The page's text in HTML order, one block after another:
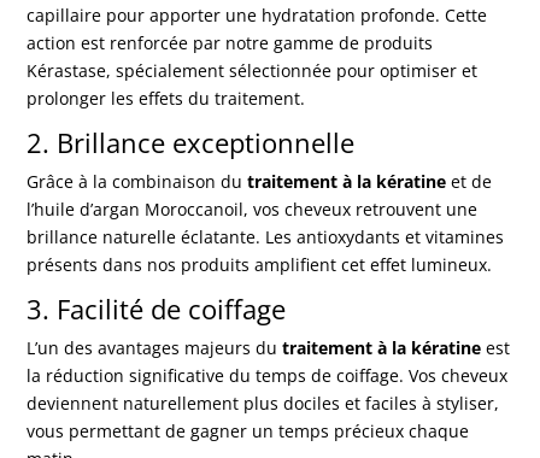
capillaire pour apporter une hydratation profonde. Cette
action est renforcée par notre gamme de produits
Kérastase, spécialement sélectionnée pour optimiser et
prolonger les effets du traitement.
2. Brillance exceptionnelle
Grâce à la combinaison dutraitement à la kératine et de
l’huile d’argan Moroccanoil, vos cheveux retrouvent une
brillance naturelle éclatante. Les antioxydants et vitamines
présents dans nos produits amplifient cet effet lumineux.
3. Facilité de coiffage
L’un des avantages majeurs dutraitement à la kératine est
la réduction significative du temps de coiffage. Vos cheveux
deviennent naturellement plus dociles et faciles à styliser,
vous permettant de gagner un temps précieux chaque